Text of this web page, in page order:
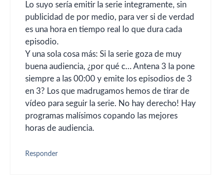
Lo suyo sería emitir la serie integramente, sin
publicidad de por medio, para ver si de verdad
es una hora en tiempo real lo que dura cada
episodio.
Y una sola cosa más: Si la serie goza de muy
buena audiencia, ¿por qué c… Antena 3 la pone
siempre a las 00:00 y emite los episodios de 3
en 3? Los que madrugamos hemos de tirar de
vídeo para seguir la serie. No hay derecho! Hay
programas malísimos copando las mejores
horas de audiencia.
Responder